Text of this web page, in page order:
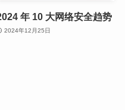
年 10 大网络安全趋势
2024年12月25日